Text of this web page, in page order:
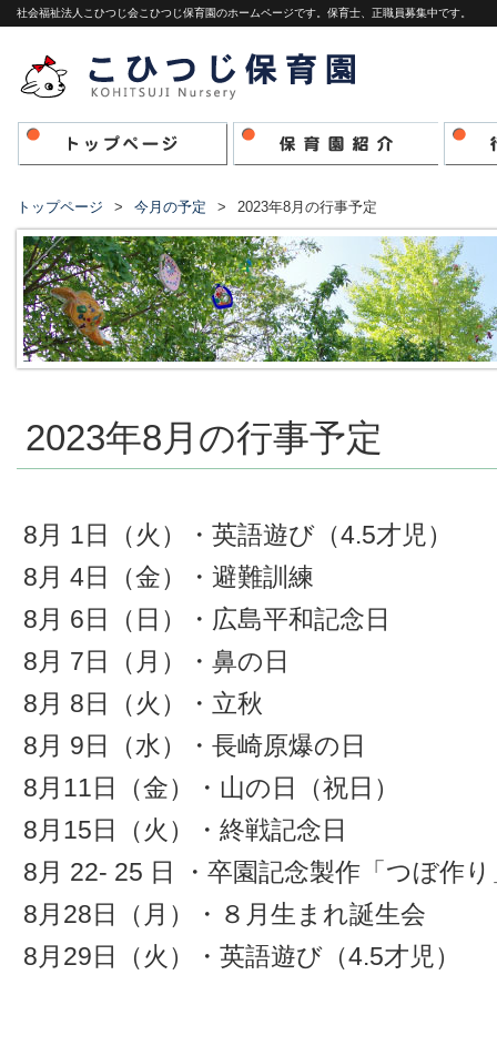
社会福祉法人こひつじ会こひつじ保育園のホームページです。保育士、正職員募集中です。
トップページ 今月の予定 2023年8月の行事予定
2023年8月の行事予定
8月 1日（火）・英語遊び（4.5才児）
8月 4日（金）・避難訓練
8月 6日（日）・広島平和記念日
8月 7日（月）・鼻の日
8月 8日（火）・立秋
8月 9日（水）・長崎原爆の日
8月11日（金）・山の日（祝日）
8月15日（火）・終戦記念日
8月 22- 25 日 ・卒園記念製作「つぼ作
8月28日（月）・８月生まれ誕生会
8月29日（火）・英語遊び（4.5才児）